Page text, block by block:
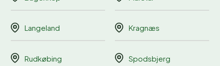
Langeland Kragnæs
Rudkøbing Spodsbjerg